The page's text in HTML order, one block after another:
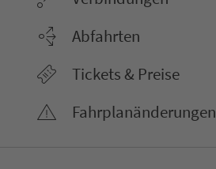
Abfahrten
Tickets & Preise
Fahr­plan­ände­rungen